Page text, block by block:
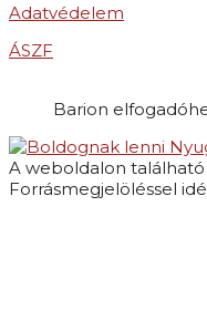
Adatvédelem
ÁSZF
Barion
A weboldalon található
Forrásmegjelöléssel